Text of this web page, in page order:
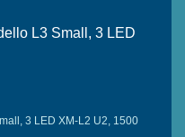
L3 Small, 3 LED
3 LED XM-L2 U2, 1500